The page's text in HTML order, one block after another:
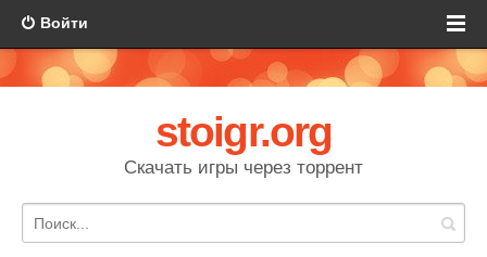
Войти
stoigr.org
Скачать игры через торрент